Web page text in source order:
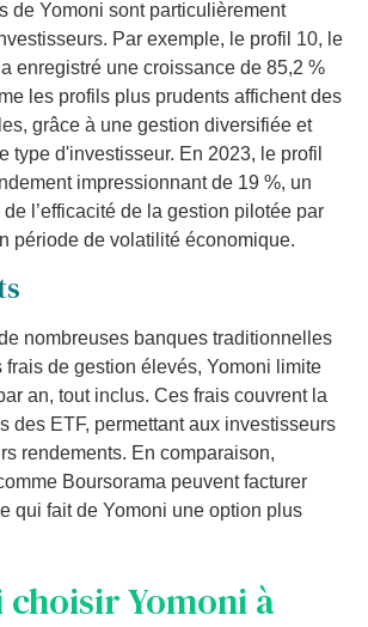
de Yomoni sont particulièrement
Par exemple, le profil 10, le
enregistré une croissance de 85,2 %
les profils plus prudents affichent des
grâce à une gestion diversifiée et
type d'investisseur. En 2023, le profil
impressionnant de 19 %, un
l’efficacité de la gestion pilotée par
période de volatilité économique.
nombreuses banques traditionnelles
frais de gestion élevés, Yomoni limite
an, tout inclus. Ces frais couvrent la
des ETF, permettant aux investisseurs
rendements. En comparaison,
Boursorama peuvent facturer
qui fait de Yomoni une option plus
Yomoni à